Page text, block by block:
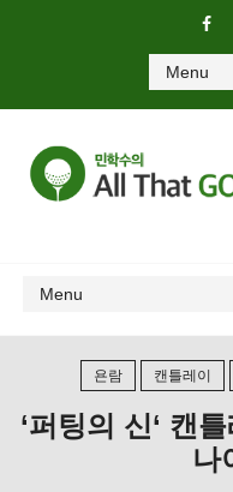
욘람 캔틀레이
‘퍼팅의 신‘ 캔
나